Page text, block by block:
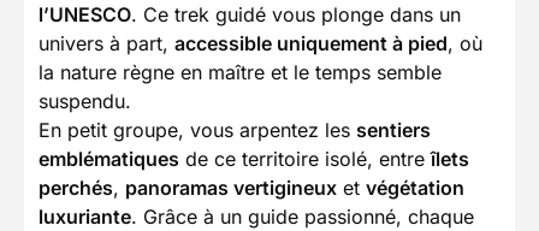
l’UNESCO. Ce trek guidé vous plonge dans un
univers à part, accessible uniquement à pied, où
la nature règne en maître et le temps semble
suspendu.
En petit groupe, vous arpentez les sentiers
emblématiques de ce territoire isolé, entreîlets
perchés, panoramas vertigineux et végétation
luxuriante. Grâce à un guide passionné, chaque